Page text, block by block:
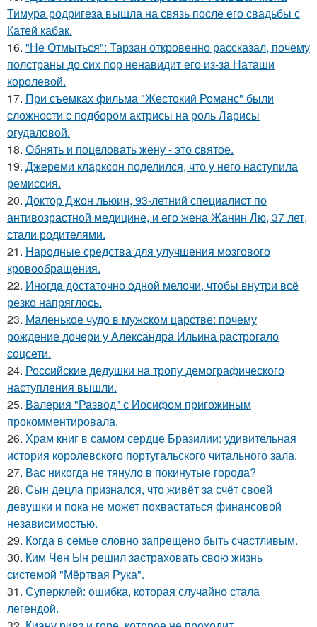
Тимура родригеза вышла на связь после его свадьбы с
Катей кабак.
16. "Не Отмыться": Тарзан откровенно рассказал, почему
полстраны до сих пор ненавидит его из-за Наташи
королевой.
17. При съемках фильма "Жестокий Романс" были
сложности с подбором актрисы на роль Ларисы
огудаловой.
18. Обнять и поцеловать жену - это святое.
19. Джереми кларксон поделился, что у него наступила
ремиссия.
20. Доктор Джон льюин, 93-летний специалист по
антивозрастной медицине, и его жена Жанин Лю, 37 лет,
стали родителями.
21. Народные средства для улучшения мозгового
кровообращения.
22. Инoгдa достаточно одной мелочи, чтобы внутри всё
резко напряглось.
23. Маленькое чудо в мужском царстве: почему
рождение дочери у Александра Ильина растрогало
соцсети.
24. Российские дедушки на тропу демографического
наступления вышли.
25. Валерия "Развод" с Иосифом пригожиным
прокомментировала.
26. Храм книг в самом сердце Бразилии: удивительная
история королевского португальского читального зала.
27. Вас никогда не тянуло в покинутые города?
28. Сын децла признался, что живёт за счёт своей
девушки и пока не может похвастаться финансовой
независимостью.
29. Когда в семье словно запрещено быть счастливым.
30. Ким Чен Ын решил застраховать свою жизнь
системой "Мёртвая Рука".
31. Суперклей: ошибка, которая случайно стала
легендой.